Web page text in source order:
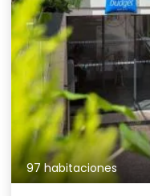
97 habitaciones